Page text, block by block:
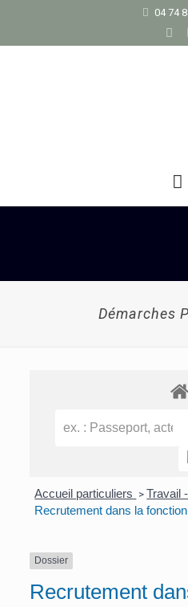
04 74
Démarches
Accueil particuliers > Travail
Recrutement dans la
Dossier
Recrutement